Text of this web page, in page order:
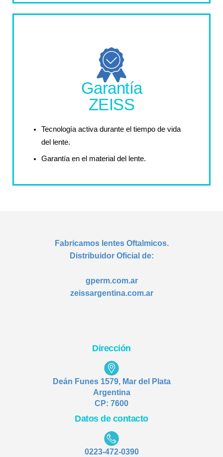
Garantía
ZEISS
Tecnología activa durante el tiempo de vida
del lente.
Garantía en el material del lente.
Fabricamos lentes Oftalmicos.
Distribuidor Oficial de:
gperm.com.ar
zeissargentina.com.ar
Dirección
Deán Funes 1579, Mar del Plata
Argentina
CP: 7600
Datos de contacto
0223-472-0390